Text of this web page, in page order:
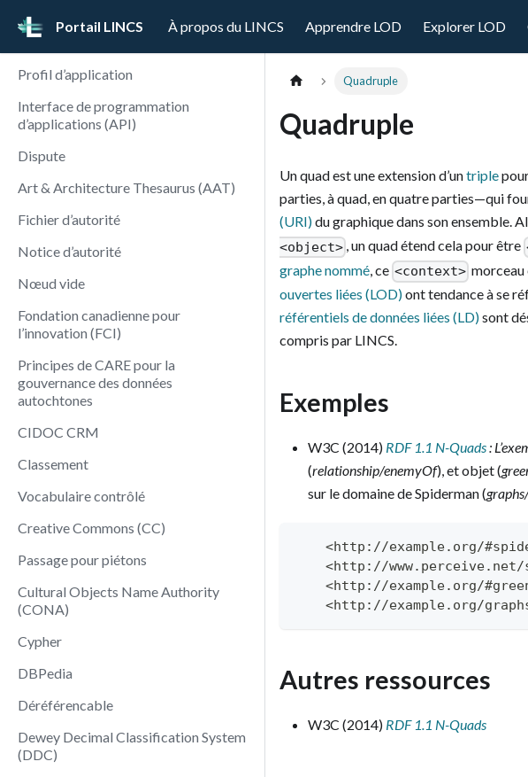
Portail LINCS À propos du LINCS Apprendre LOD Explorer LOD
Profil d’application
Interface de programmation
d’applications (API)
Dispute
Art & Architecture Thesaurus (AAT)
Fichier d’autorité
Notice d’autorité
Nœud vide
Fondation canadienne pour
l’innovation (FCI)
Principes de CARE pour la
gouvernance des données
autochtones
CIDOC CRM
Classement
Vocabulaire contrôlé
Creative Commons (CC)
Passage pour piétons
Cultural Objects Name Authority
(CONA)
Cypher
DBPedia
Déréférencable
Dewey Decimal Classification System
(DDC)
Quadruple
Quadruple
Un quad est une extension d’untriple
parties, à quad, en quatre parties—qui
(URI)du graphique dans son ensemble.
<object> , un quad étend cela pour être
graphe nommé, ce <context> morceau
ouvertes liées (LOD)ont tendance à se
référentiels de données liées (LD)sont
compris par LINCS.
Exemples
W3C (2014) RDF 1.1 N-Quads:
(relationship/enemyOf), et objet (
sur le domaine de Spiderman (
<http://example.org/
<http://
<http://example.org/
<http://example.org/
Autres ressources
W3C (2014) RDF 1.1 N-Quads